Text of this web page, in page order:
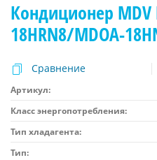
Кондиционер MDV
18HRN8/MDOA-
Сравнение
Артикул:
Класс энергопотребления:
Тип хладагента:
Тип: